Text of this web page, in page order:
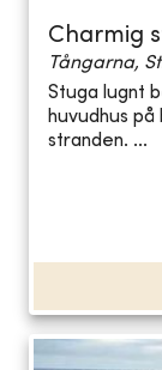
Charmig
Tångarna,
Stuga lugnt
huvudhus på
stranden. ...